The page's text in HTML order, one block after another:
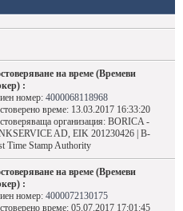
на време (Времеви
:
номер: 4000068118968
време: 13.03.2017 16:33:20
организация: BORICA -
AD, EIK 201230426 | B-
Time Stamp Authority
на време (Времеви
:
номер: 4000072130175
време: 05.07.2017 17:01:45